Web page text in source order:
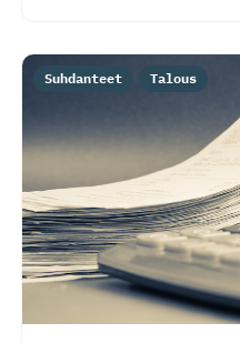
Suhdanteet Talous